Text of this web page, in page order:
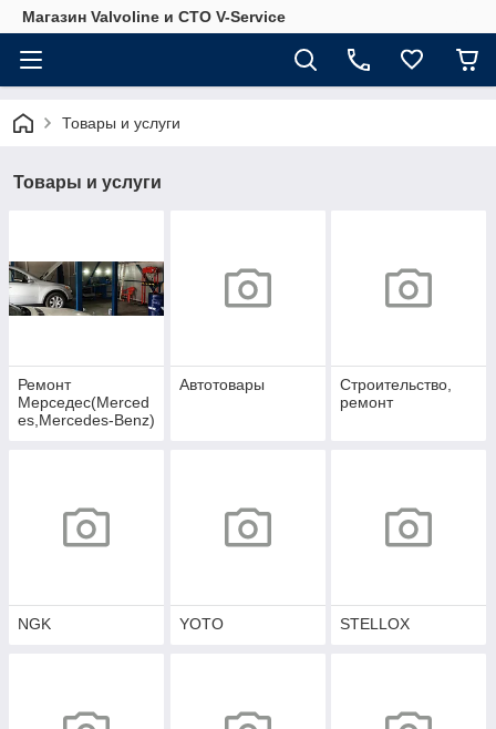
Магазин Valvoline и СТО V-Service
Товары и услуги
Товары и услуги
Ремонт
Мерседес(Merced
es,Mercedes-Benz)
Автотовары
Строительство,
ремонт
NGK YOTO STELLOX